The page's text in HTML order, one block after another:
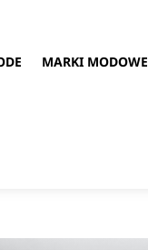
MARKI MODOWE